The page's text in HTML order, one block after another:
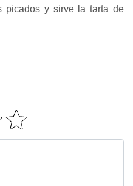
picados y sirve la tarta de